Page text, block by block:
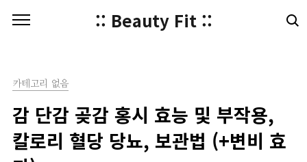
:: Beauty Fit ::
카테고리 없음
감 단감 곶감 홍시 효능 및 부작용,
칼로리 혈당 당뇨, 보관법 (+변비 효